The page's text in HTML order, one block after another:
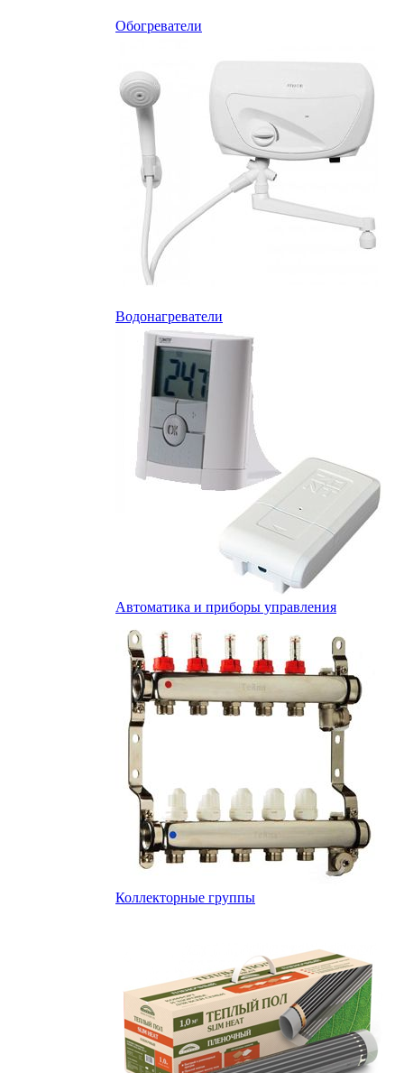
Обогреватели
Водонагреватели
Автоматика и приборы управления
Коллекторные группы